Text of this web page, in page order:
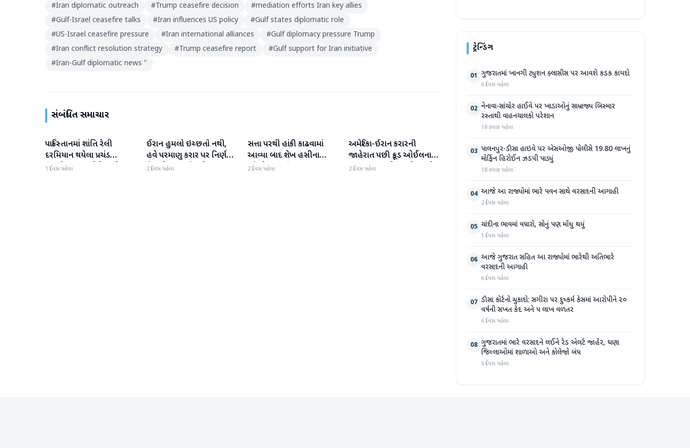
#Iran diplomatic outreach #Trump ceasefire decision #mediation efforts Iran key allies
#Gulf-Israel ceasefire talks #Iran influences US policy #Gulf states diplomatic role
#US-Israel ceasefire pressure #Iran international alliances #Gulf diplomacy pressure Trump
#Iran conflict resolution strategy #Trump ceasefire report #Gulf support for Iran initiative
#Iran-Gulf diplomatic news "
સંબંધિત સમાચાર
આંતરરાષ્ટ્રીય
પાકિસ્તાનમાં શાંતિ રેલી
દરમિયાન થયેલા પ્રચંડ
વિસ્ફોટમાં 14 લોકોના મોત
1 દિવસ પહેલા
આંતરરાષ્ટ્રીય
ઈરાન હુમલો ઇચ્છતો નથી,
હવે પરમાણુ કરાર પર નિર્ણય
લેવાનો સમય છે', ડોનાલ્ડ
2 દિવસ પહેલા
આંતરરાષ્ટ્રીય
સત્તા પરથી હાંકી કાઢવામાં
આવ્યા બાદ શેખ હસીના
પહેલી વાર દુનિયા સમક્ષ
2 દિવસ પહેલા
આંતરરાષ્ટ્રીય
અમેરિકા-ઈરાન કરારની
જાહેરાત પછી ક્રૂડ ઓઈલના
ભાવમાં 6% થી વધુનો ઘટાડો
2 દિવસ પહેલા
ટ્રેન્ડિંગ
01 ગુજરાતમાં ખાનગી ટ્યુશન ક્લાસીસ પર આવશે કડક કાયદો
6 દિવસ પહેલા
02 નેનાવા-સાંચોર હાઈવે પર ખાડાઓનું સામ્રાજ્ય બિસ્માર
રસ્તાથી વાહનચાલકો પરેશાન
18 કલાક પહેલા
03 પાલનપુર-ડીસા હાઇવે પર એસઓજી પોલીસે 19.80 લાખનું
મોર્ફિન હિરોઈન ઝડપી પાડ્યું
18 કલાક પહેલા
04 આજે આ રાજ્યોમાં ભારે પવન સાથે વરસાદની આગાહી
2 દિવસ પહેલા
05 ચાંદીના ભાવમાં વધારો, સોનું પણ મોંઘુ થયું
1 દિવસ પહેલા
06 આજે ગુજરાત સહિત આ રાજ્યોમાં ભારેથી અતિભારે
વરસાદની આગાહી
6 દિવસ પહેલા
07 ડીસા કોર્ટનો ચુકાદો: સગીરા પર દુષ્કર્મ કેસમાં આરોપીને ૨૦
વર્ષની સખત કેદ અને ૫ લાખ વળતર
6 દિવસ પહેલા
08 ગુજરાતમાં ભારે વરસાદને લઈને રેડ એલર્ટ જાહેર, ઘણા
જિલ્લાઓમાં શાળાઓ અને કોલેજો બંધ
6 દિવસ પહેલા